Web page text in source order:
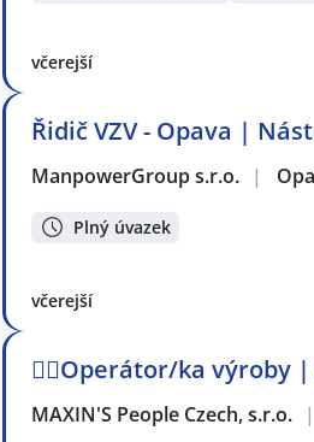
včerejší
Řidič VZV - Opava |
ManpowerGroup s.r.o. |
Plný úvazek
včerejší
👷‍♂️Operátor/ka výroby
MAXIN'S People Czech, s.r.o. |